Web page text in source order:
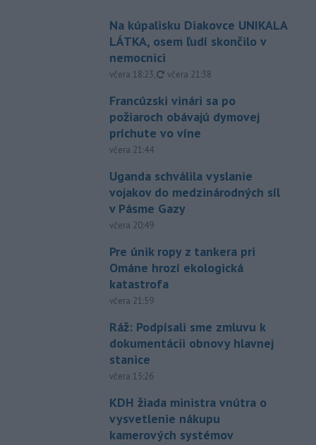
Na kúpalisku Diakovce UNIKALA
LÁTKA, osem ľudí skončilo v
nemocnici
včera 18:23, aktualizované
včera 21:38
Francúzski vinári sa po
požiaroch obávajú dymovej
príchute vo víne
včera 21:44
Uganda schválila vyslanie
vojakov do medzinárodných síl
v Pásme Gazy
včera 20:49
Pre únik ropy z tankera pri
Ománe hrozí ekologická
katastrofa
včera 21:59
Ráž: Podpísali sme zmluvu k
dokumentácii obnovy hlavnej
stanice
včera 15:26
KDH žiada ministra vnútra o
vysvetlenie nákupu
kamerových systémov